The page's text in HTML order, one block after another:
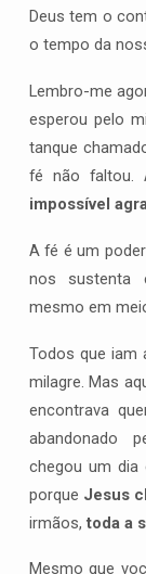
Deus tem o
o tempo da
Lembro-me
esperou pelo
tanque
fé não faltou.
impossível
A fé é um
nos sustenta
mesmo em
Todos que iam
milagre. Mas
encontrava
abandonado
chegou um dia
porque Jesus
irmãos, toda a
Mesmo que